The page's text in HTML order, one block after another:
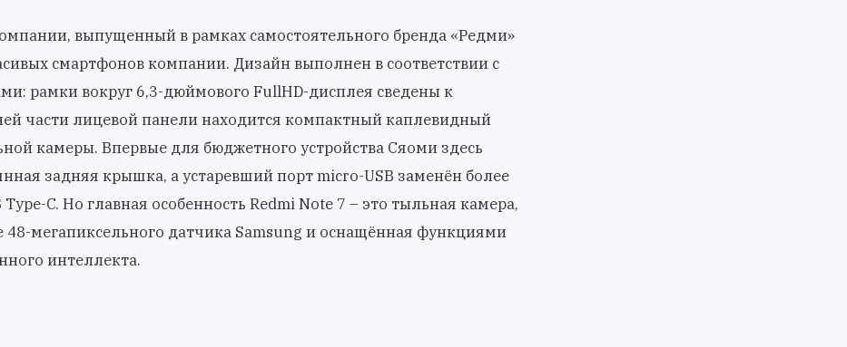
выпущенный в рамках самостоятельного бренда «Редми»
смартфонов компании. Дизайн выполнен в соответствии с
рамки вокруг 6,3-дюймового FullHD-дисплея сведены к
части лицевой панели находится компактный каплевидный
камеры. Впервые для бюджетного устройства Сяоми здесь
задняя крышка, а устаревший порт micro-USB заменён более
C. Но главная особенность Redmi Note 7 – это тыльная камера,
48-мегапиксельного датчика Samsung и оснащённая функциями
интеллекта.